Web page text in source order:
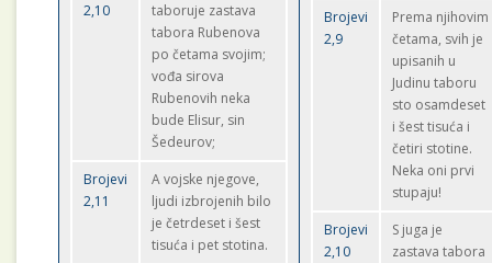
2,10
taboruje zastava
tabora Rubenova
po četama svojim;
vođa sirova
Rubenovih neka
bude Elisur, sin
Šedeurov;
Brojevi
2,11
A vojske njegove,
ljudi izbrojenih bilo
je četrdeset i šest
tisuća i pet stotina.
Brojevi
2,9
Prema njihovim
četama, svih je
upisanih u
Judinu taboru
sto osamdeset
i šest tisuća i
četiri stotine.
Neka oni prvi
stupaju!
Brojevi
2,10
S juga je
zastava tabora